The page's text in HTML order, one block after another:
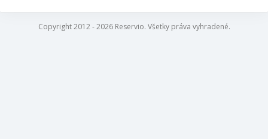
Copyright 2012 - 2026 Reservio. Všetky práva vyhradené.